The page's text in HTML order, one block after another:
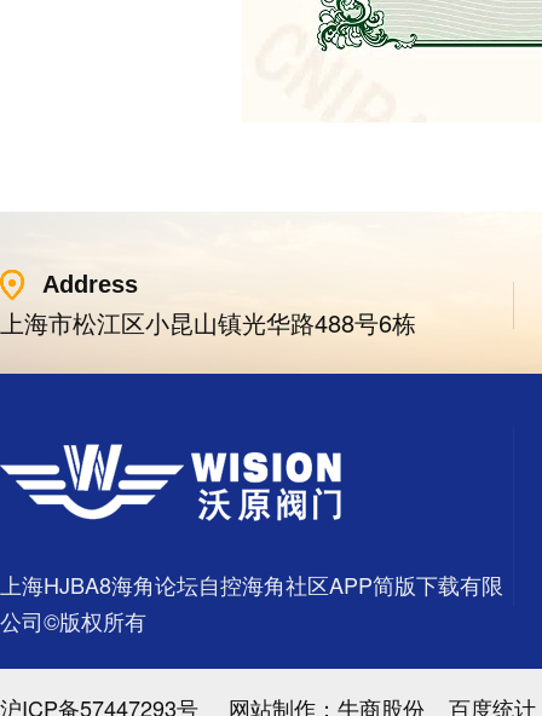
Address
上海市松江区小昆山镇光华路488号6栋
上海HJBA8海角论坛自控海角社区APP简版下载有限
公司©版权所有
沪ICP备57447293号 网站制作： 牛商股份 百度统计